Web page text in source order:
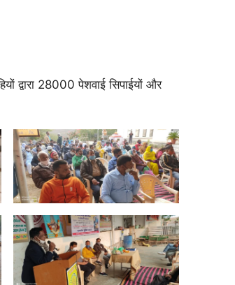
द्वारा 28000 पेशवाई सिपाईयों और